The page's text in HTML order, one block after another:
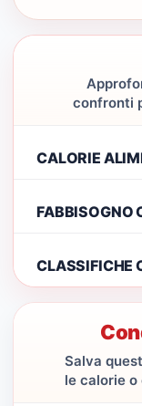
confronti
CALORIE
FABBISOGNO
CLASSIFICHE
Salva
le calorie